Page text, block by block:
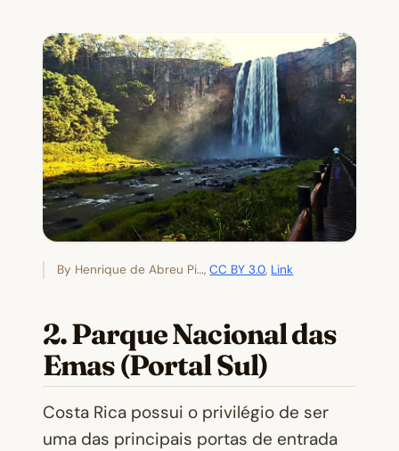
By Henrique de Abreu Pi…,CC BY 3.0, Link
2. Parque Nacional das
Emas (Portal Sul)
Costa Rica possui o privilégio de ser
uma das principais portas de entrada